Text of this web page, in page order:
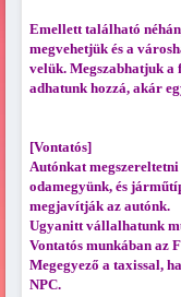
Emellett található
megvehetjük és a
velük. Megszabhatjuk a
adhatunk hozzá, akár
[Vontatós]
Autónkat
odamegyünk, és
megjavítják az autónk.
Ugyanitt vállalhatunk
Vontatós munkában az
Megegyező a taxissal,
NPC.